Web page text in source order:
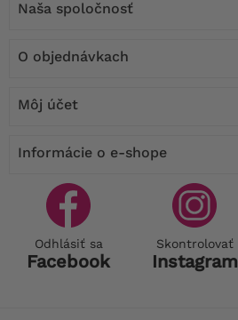
Naša spoločnosť
O objednávkach
Môj účet
Informácie o e-shope
Odhlásiť sa
Facebook
Skontrolovať
Instagram